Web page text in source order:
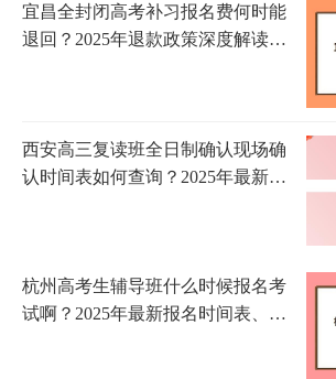
宜昌全封闭高考补习报名费何时能
退回？2025年退款政策深度解读与
西安高三复读班全日制确认现场确
认时间表如何查询？2025年最新官
杭州高考生辅导班什么时候报名考
试啊？2025年最新报名时间表、各